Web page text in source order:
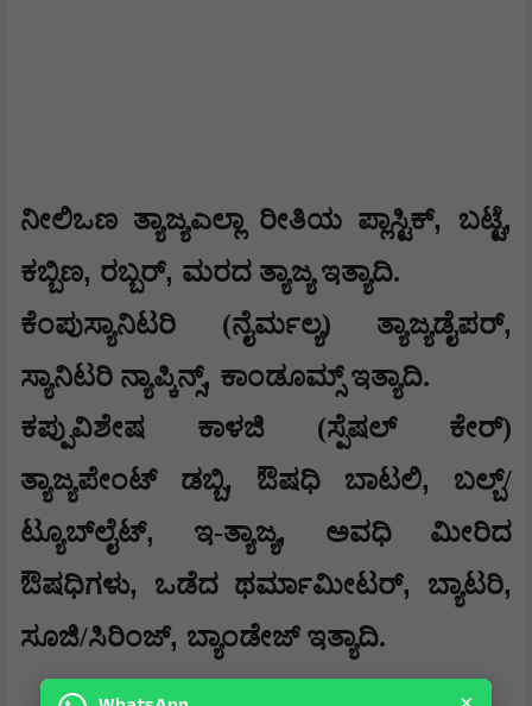
ನೀಲಿಒಣ ತ್ಯಾಜ್ಯಎಲ್ಲಾ ರೀತಿಯ ಪ್ಲಾಸ್ಟಿಕ್, ಬಟ್ಟೆ,
ಕಬ್ಬಿಣ, ರಬ್ಬರ್, ಮರದ ತ್ಯಾಜ್ಯ ಇತ್ಯಾದಿ.
ಕೆಂಪುಸ್ಯಾನಿಟರಿ (ನೈರ್ಮಲ್ಯ) ತ್ಯಾಜ್ಯಡೈಪರ್,
ಸ್ಯಾನಿಟರಿ ನ್ಯಾಪ್ಕಿನ್ಸ್, ಕಾಂಡೂಮ್ಸ್ ಇತ್ಯಾದಿ.
ಕಪ್ಪುವಿಶೇಷ ಕಾಳಜಿ (ಸ್ಪೆಷಲ್ ಕೇರ್)
ತ್ಯಾಜ್ಯಪೇಂಟ್ ಡಬ್ಬಿ, ಔಷಧಿ ಬಾಟಲಿ, ಬಲ್ಬ್/
ಟ್ಯೂಬ್‌ಲೈಟ್, ಇ-ತ್ಯಾಜ್ಯ, ಅವಧಿ ಮೀರಿದ
ಔಷಧಿಗಳು, ಒಡೆದ ಥರ್ಮಾಮೀಟರ್, ಬ್ಯಾಟರಿ,
ಸೂಜಿ/ಸಿರಿಂಜ್, ಬ್ಯಾಂಡೇಜ್ ಇತ್ಯಾದಿ.